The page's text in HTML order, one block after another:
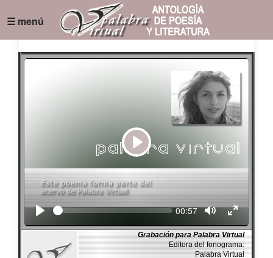
☰ menú
Play
Seek Current
00:57
Grabación para Palabra Virtual
Editora del fonograma:
Palabra Virtual